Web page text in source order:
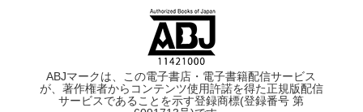
ABJマークは、この電子書店・電子書籍配信サービス
が、著作権者からコンテンツ使用許諾を得た正規版配信
サービスであることを示す登録商標(登録番号 第